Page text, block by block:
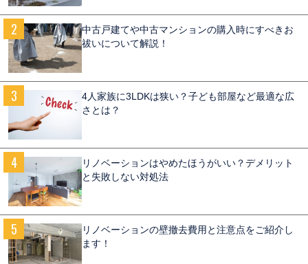
中古戸建てや中古マンションの購入時にすべきお
祓いについて解説！
4人家族に3LDKは狭い？子ども部屋など最適な広
さとは？
リノベーションはやめたほうがいい？デメリット
と失敗しない対処法
リノベーションの壁撤去費用と注意点をご紹介し
ます！